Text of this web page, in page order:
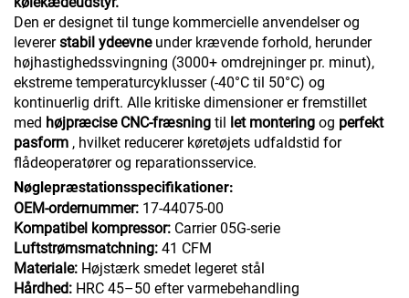
Den er designet til tunge kommercielle anvendelser og
levererstabil ydeevne under krævende forhold, herunder
højhastighedssvingning (3000+ omdrejninger pr. minut),
ekstreme temperaturcyklusser (-40°C til 50°C) og
kontinuerlig drift. Alle kritiske dimensioner er fremstillet
med højpræcise CNC-fræsning til let montering og perfekt
pasform , hvilket reducerer køretøjets udfaldstid for
flådeoperatører og reparationsservice.
Nøglepræstationsspecifikationer:
OEM-ordernummer: 17-44075-00
Kompatibel kompressor: Carrier 05G-serie
Luftstrømsmatchning: 41 CFM
Materiale: Højstærk smedet legeret stål
Hårdhed: HRC 45–50 efter varmebehandling